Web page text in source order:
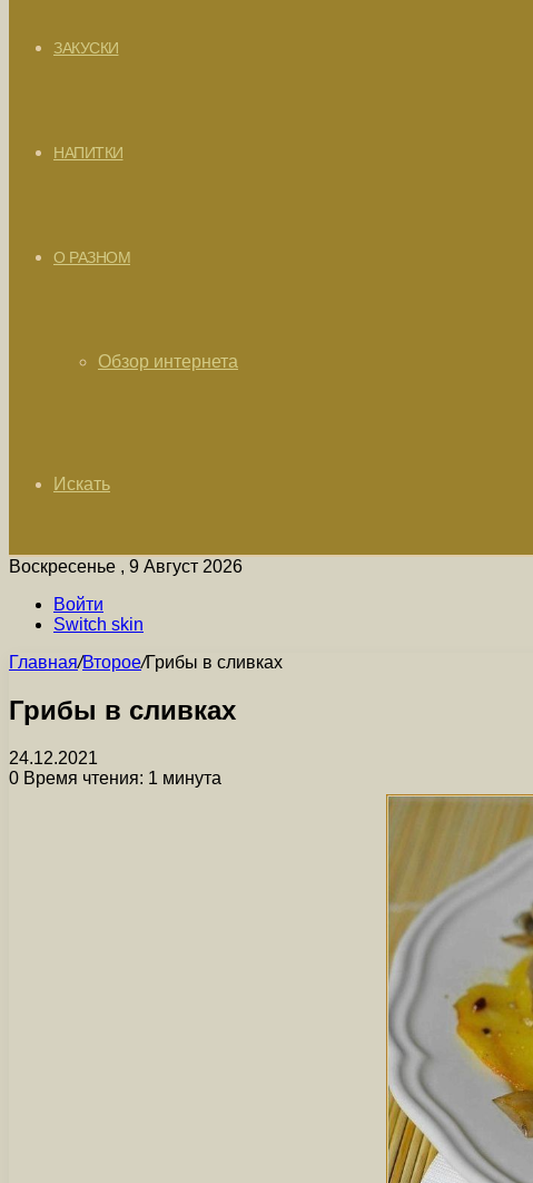
ЗАКУСКИ
НАПИТКИ
О РАЗНОМ
Обзор интернета
Искать
Воскресенье , 9 Август 2026
Войти
Switch skin
Главная/Второе/Грибы в сливках
Грибы в сливках
24.12.2021
0 Время чтения: 1 минута